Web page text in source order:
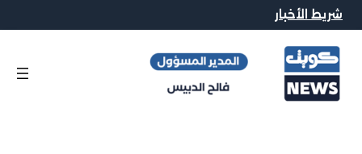
شريط الأخبار